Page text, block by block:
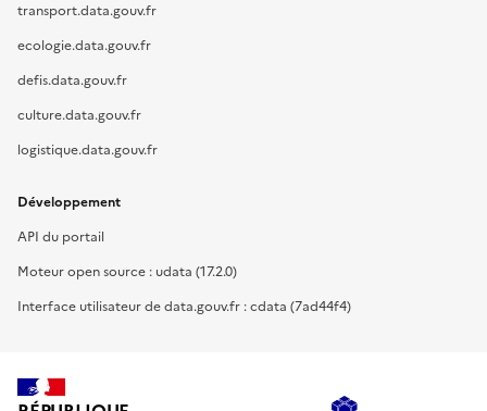
transport.data.gouv.fr
ecologie.data.gouv.fr
defis.data.gouv.fr
culture.data.gouv.fr
logistique.data.gouv.fr
Développement
API du portail
Moteur open source : udata (17.2.0)
Interface utilisateur de data.gouv.fr : cdata (7ad44f4)